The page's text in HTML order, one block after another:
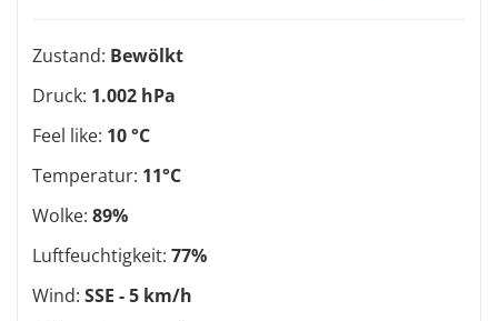
Zustand: Bewölkt
Druck: 1.002 hPa
Feel like: 10 °C
Temperatur: 11°C
Wolke: 89%
Luftfeuchtigkeit: 77%
Wind: SSE - 5 km/h